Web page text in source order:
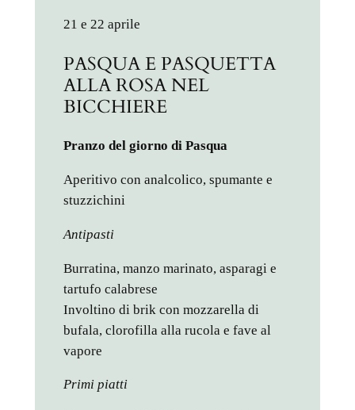
21 e 22 aprile
PASQUA E PASQUETTA
ALLA ROSA NEL
BICCHIERE
Pranzo del giorno di Pasqua
Aperitivo con analcolico, spumante e
stuzzichini
Antipasti
Burratina, manzo marinato, asparagi e
tartufo calabrese
Involtino di brik con mozzarella di
bufala, clorofilla alla rucola e fave al
vapore
Primi piatti